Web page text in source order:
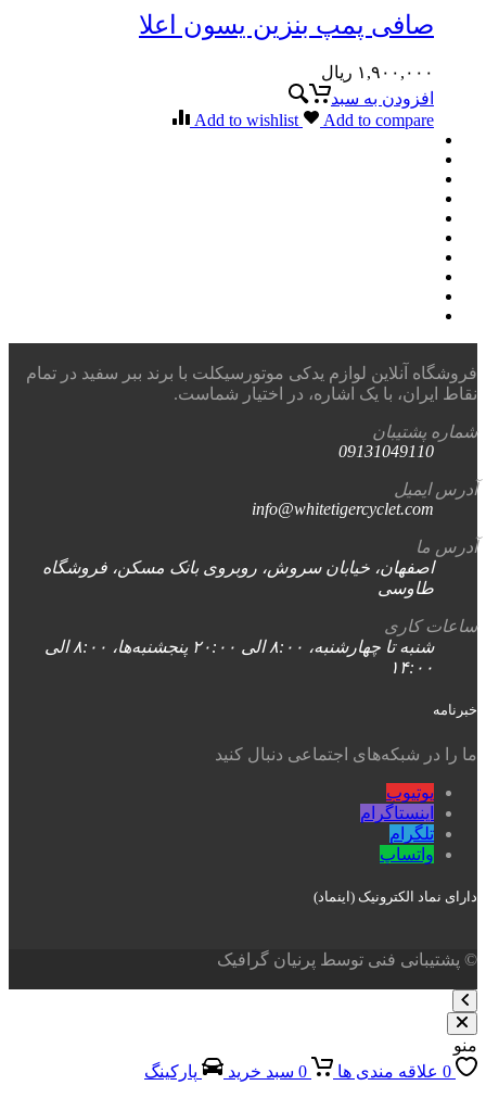
صافی پمپ بنزین یسون اعلا
۱,۹۰۰,۰۰۰ ریال
افزودن به سبد
Add to wishlist
Add to compare
فروشگاه آنلاین لوازم یدکی موتورسیکلت با برند ببر سفید در تمام
نقاط ایران، با یک اشاره، در اختیار شماست.
شماره پشتیبان
09131049110
آدرس ایمیل
info@whitetigercyclet.com
آدرس ما
اصفهان، خیابان سروش، روبروی بانک مسکن، فروشگاه
طاوسی
ساعات کاری
شنبه تا چهارشنبه، ۸:۰۰ الی ۲۰:۰۰ پنجشنبه‌ها، ۸:۰۰ الی
۱۴:۰۰
خبرنامه
ما را در شبکه‌های اجتماعی دنبال کنید
یوتیوب
اینستاگرام
تلگرام
واتساپ
دارای نماد الکترونیک (اینماد)
© پشتیبانی فنی توسط پرنیان گرافیک
منو
0 علاقه مندی ها 0 سبد خرید پارکینگ